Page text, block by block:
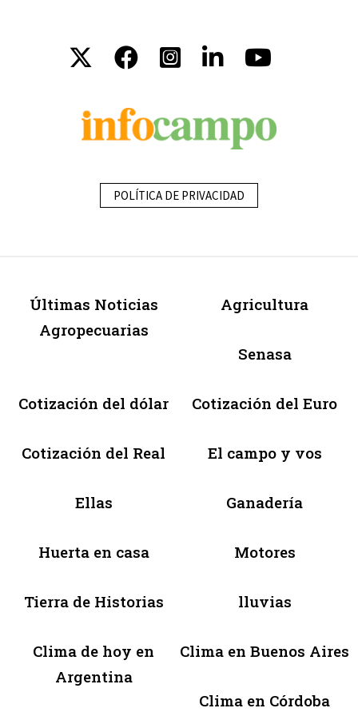
POLÍTICA DE PRIVACIDAD
Últimas Noticias
Agropecuarias
Agricultura
Senasa
Cotización del dólar Cotización del Euro
Cotización del Real El campo y vos
Ellas Ganadería
Huerta en casa Motores
Tierra de Historias lluvias
Clima de hoy en
Argentina
Clima en Buenos Aires
Clima en Córdoba